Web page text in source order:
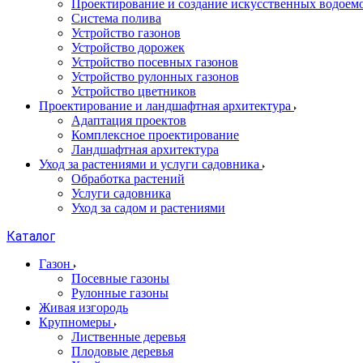
Проектирование и создание искусственных
Система полива
Устройство газонов
Устройство дорожек
Устройство посевных газонов
Устройство рулонных газонов
Устройство цветников
Проектирование и ландшафтная архитектура
Адаптация проектов
Комплексное проектирование
Ландшафтная архитектура
Уход за растениями и услуги садовника
Обработка растений
Услуги садовника
Уход за садом и растениями
Каталог
Газон
Посевные газоны
Рулонные газоны
Живая изгородь
Крупномеры
Лиственные деревья
Плодовые деревья